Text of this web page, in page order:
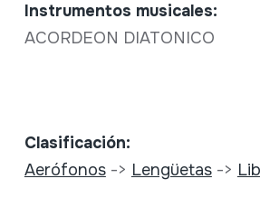
Instrumentos musicales:
ACORDEON DIATONICO
Clasificación:
Aerófonos-> Lengüetas->